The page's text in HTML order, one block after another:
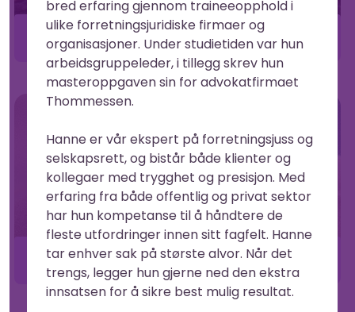
Muhammad Saqib
Advokat og «sjarmøren»
Merve
Advokatfullmektig og «den ydmyke»
bred erfaring gjennom traineeopphold i
ulike forretningsjuridiske firmaer og
organisasjoner. Under studietiden var hun
arbeidsgruppeleder, i tillegg skrev hun
masteroppgaven sin for advokatfirmaet
Thommessen.
Hanne er vår ekspert på forretningsjuss og
selskapsrett, og bistår både klienter og
kollegaer med trygghet og presisjon. Med
erfaring fra både offentlig og privat sektor
har hun kompetanse til å håndtere de
fleste utfordringer innen sitt fagfelt. Hanne
tar enhver sak på største alvor. Når det
trengs, legger hun gjerne ned den ekstra
innsatsen for å sikre best mulig resultat.